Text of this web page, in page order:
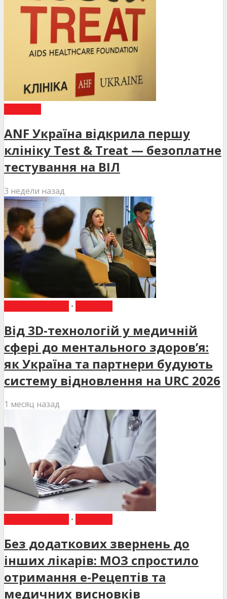
ANF Україна відкрила першу
клініку Test & Treat — безоплатне
тестування на ВІЛ
3 недели назад
•
Від 3D-технологій у медичній
сфері до ментального здоров’я:
як Україна та партнери будують
систему відновлення на URC 2026
1 месяц назад
•
Без додаткових звернень до
інших лікарів: МОЗ спростило
отримання е-Рецептів та
медичних висновків